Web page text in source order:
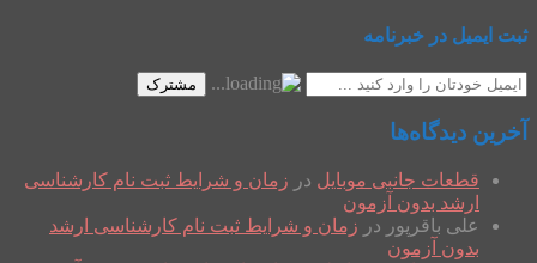
ثبت ایمیل در خبرنامه
مشترک
آخرین دیدگاه‌ها
قطعات جانبی موبایل در زمان و شرایط ثبت نام کارشناسی
ارشد بدون آزمون
علی باقرپور در زمان و شرایط ثبت نام کارشناسی ارشد
بدون آزمون